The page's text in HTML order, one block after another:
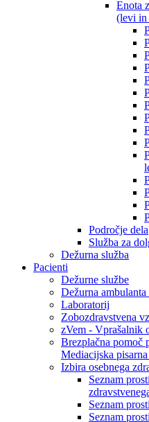
Enota
(levi in
Področje dela
Služba za
Dežurna služba
Pacienti
Dežurne službe
Dežurna
Laboratorij
Zobozdravstvena
zVem - Vprašalnik
Brezplačna pomoč
Mediacijska
Izbira osebnega
Seznam
Seznam
Seznam